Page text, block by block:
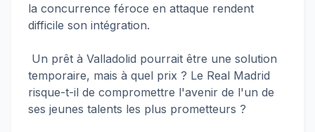
la concurrence féroce en attaque rendent
difficile son intégration.
Un prêt à Valladolid pourrait être une solution
temporaire, mais à quel prix ? Le Real Madrid
risque-t-il de compromettre l'avenir de l'un de
ses jeunes talents les plus prometteurs ?